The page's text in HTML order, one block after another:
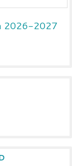
2026-2027